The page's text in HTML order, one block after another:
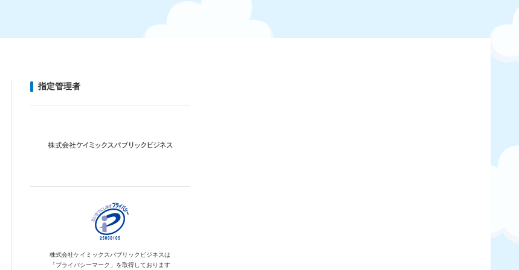
指定管理者
株式会社ケイミックスパブリックビジネスは
「プライバシーマーク」を取得しております